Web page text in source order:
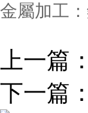
金屬加工
上一篇：
下一篇：